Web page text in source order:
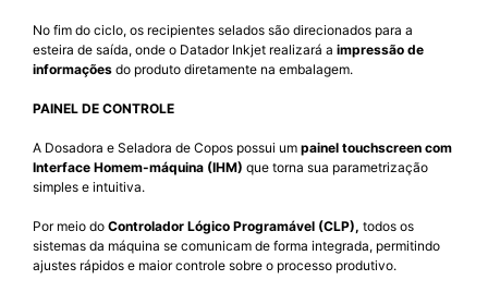
No fim do ciclo, os recipientes selados são direcionados para a
esteira de saída, onde o Datador Inkjet realizará a impressão de
informações do produto diretamente na embalagem.
PAINEL DE CONTROLE
A Dosadora e Seladora de Copos possui um painel touchscreen com
Interface Homem-máquina (IHM) que torna sua parametrização
simples e intuitiva.
Por meio do Controlador Lógico Programável (CLP), todos os
sistemas da máquina se comunicam de forma integrada, permitindo
ajustes rápidos e maior controle sobre o processo produtivo.